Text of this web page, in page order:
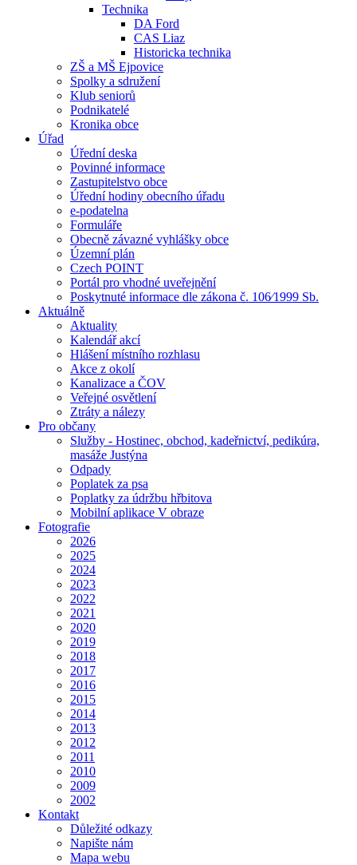
Technika
DA Ford
CAS Liaz
Historicka technika
ZŠ a MŠ Ejpovice
Spolky a sdružení
Klub seniorů
Podnikatelé
Kronika obce
Úřad
Úřední deska
Povinné informace
Zastupitelstvo obce
Úřední hodiny obecního úřadu
e-podatelna
Formuláře
Obecně závazné vyhlášky obce
Územní plán
Czech POINT
Portál pro vhodné uveřejnění
Poskytnuté informace dle zákona č. 106⁄1999 Sb.
Aktuálně
Aktuality
Kalendář akcí
Hlášení místního rozhlasu
Akce z okolí
Kanalizace a ČOV
Veřejné osvětlení
Ztráty a nálezy
Pro občany
Služby - Hostinec, obchod, kadeřnictví, pedikúra,
masáže Justýna
Odpady
Poplatek za psa
Poplatky za údržbu hřbitova
Mobilní aplikace V obraze
Fotografie
2026
2025
2024
2023
2022
2021
2020
2019
2018
2017
2016
2015
2014
2013
2012
2011
2010
2009
2002
Kontakt
Důležité odkazy
Napište nám
Mapa webu